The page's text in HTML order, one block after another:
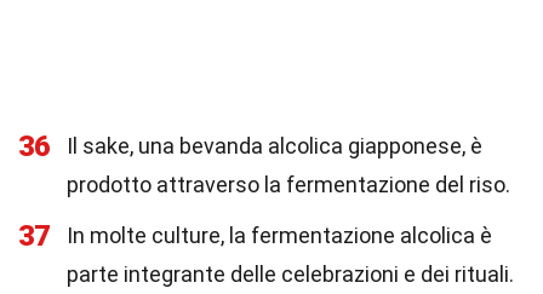
36
Il sake, una bevanda alcolica giapponese, è
prodotto attraverso la fermentazione del riso.
37
In molte culture, la fermentazione alcolica è
parte integrante delle celebrazioni e dei rituali.